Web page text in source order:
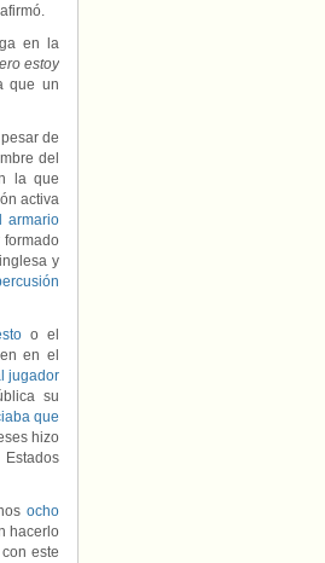
afirmó.
en la
estoy
que un
de
del
la que
activa
armario
formado
y
o el
en el
jugador
su
que
hizo
Estados
ocho
hacerlo
este